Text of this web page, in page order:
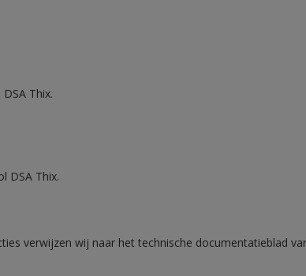
Thix.
DSA Thix.
verwijzen wij naar het technische documentatieblad